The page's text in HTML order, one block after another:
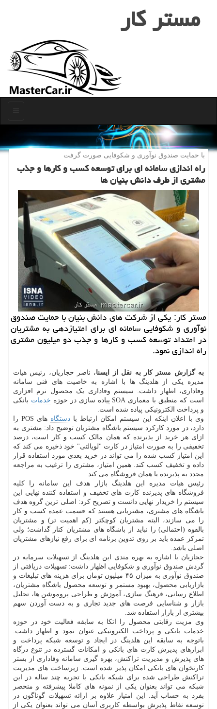
مستر كار
با حمایت صندوق نوآوری و شكوفایی صورت گرفت
راه اندازی سامانه ای برای توسعه كسب و كارها و جذب
مشتری از طرف دانش بنیان ها
مستر كار: یكی از شركت های دانش بنیان با حمایت صندوق
نوآوری و شكوفایی سامانه ای برای امتیازدهی به مشتریان
در امتداد توسعه كسب و كارها و جذب دو میلیون مشتری
راه اندازی نمود.
به گزارش مستر کار به نقل از ایسنا، ناصر حجازیان، رئیس هیات
مدیره یکی از هلدینگ ها با اشاره به خاصیت های فنی سامانه
وفاداری، اظهار داشت: سیستم وفاداری یک محصول نرم افزاری
است که منطبق با معماری SOA پیاده سازی در حوزه
خدمات بانکی
و پرداخت الکترونیکی پیاده شده است.
وی با اعلان اینکه این سیستم امکان ارتباط با دستگاه
های POS را
دارد، در مورد کارکرد سیستم باشگاه مشتریان توضیح داد: مشتری به
ازای هر خرید از پذیرنده که همان مالک کسب و کار است، درصد
تخفیفی را به صورت امتیاز در کارت "لویالتی" خود ذخیره می کند که
این امتیاز کسب شده را می تواند در خرید بعدی مورد استفاده قرار
داده و تخفیف کسب کند. همین امتیاز، مشتری را ترغیب به مراجعه
مجدد به پذیرنده یا همان فروشگاه می کند.
رئیس هیات مدیره این هلدینگ بازار هدف این سامانه را کلیه
فروشگاه های پذیرنده کارت های تخفیف و استفاده کننده نهایی این
سیستم را خریدار نهایی دانست و تصریح کرد: اصلی ترین گروه هدف
باشگاه های مشتری، مشتریانی هستند که قسمت عمده کسب و کار
را می سازند، البته مشتریان کوچکتر (کم اهمیت تر) و مشتریان
بالقوه (احتمالی) را نباید از باشگاه های مشتریان کنار گذاشت؛ ولی
تمرکز عمده باید بر روی تدوین برنامه ای برای رفع نیازهای مشتریان
اصلی باشد.
حجازیان با اشاره به بهره مندی این هلدینگ از تسهیلات سرمایه در
گردش صندوق نوآوری و شکوفایی اظهار داشت: تسهیلات دریافتی از
صندوق نوآوری به میزان ۴۵ میلیون تومان برای هزینه های تبلیغات و
بازاریابی محصول، بهبود مستمر و توسعه محصول باشگاه مشتریان،
اطلاع رسانی، فرهنگ سازی، آموزش و طراحی پروموشن ها، تحلیل
بازار و شناسایی فرصت های جدید تجاری و به دست آوردن سهم
بیشتری از بازار استفاده شد.
وی مزیت رقابتی محصول را اتکا به سابقه فعالیت خود در حوزه
خدمات بانکی و پرداخت الکترونیکی عنوان نمود و اظهار داشت:
باتوجه به سابقه این هلدینگ در ایجاد و توسعه شبکه پرداخت و
ابزارهای پذیرش کارت های بانکی و امکانات گسترده در تنوع درگاه
های پذیرش و مدیریت تراکنش، بهره گیری سامانه وفاداری از بستر
کارتخوان های بانکی امکان پذیر شده است. زیرساخت های مدیریت
تراکنش طراحی شده برای شبکه بانکی با تجربه چند ساله در این
شبکه می تواند بعنوان یکی از نمونه های کاملا پیشرفته و منحصر
بفرد به حساب آید. این امتیاز علاوه بر ارائه تسهیلات گوناگون در
توسعه نقاط پذیرش بواسطه کاربری آسان می تواند بعنوان یکی از